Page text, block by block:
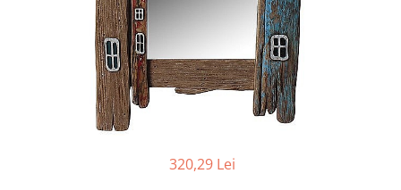
Barci, vapoare, ambarcatiuni
Decoratiuni care se agata
320,29 Lei